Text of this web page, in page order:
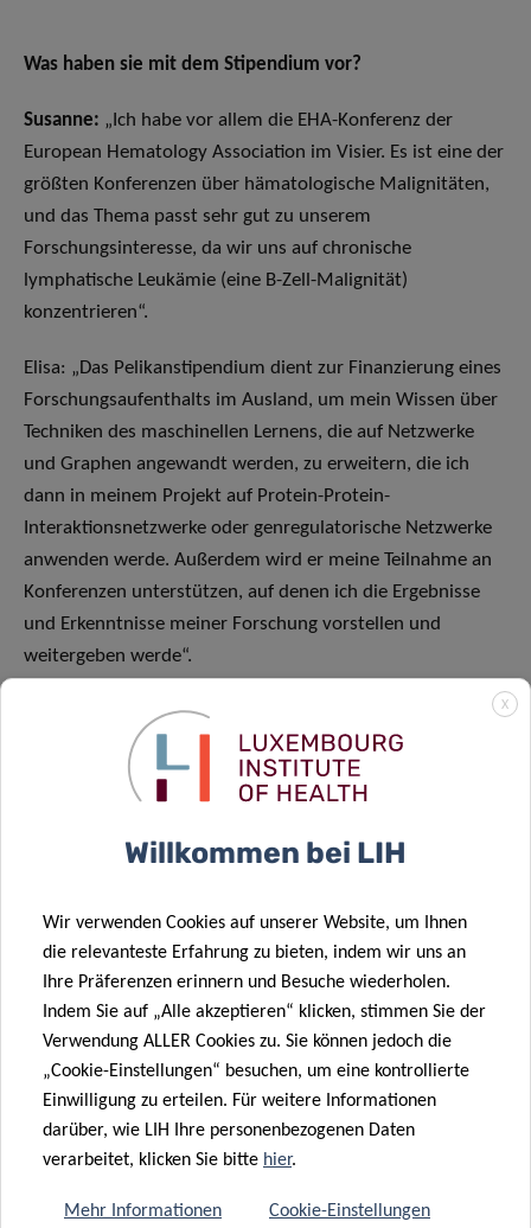
Was haben sie mit dem Stipendium vor?
Susanne: „Ich habe vor allem die EHA-Konferenz der
European Hematology Association im Visier. Es ist eine der
größten Konferenzen über hämatologische Malignitäten,
und das Thema passt sehr gut zu unserem
Forschungsinteresse, da wir uns auf chronische
lymphatische Leukämie (eine B-Zell-Malignität)
konzentrieren“.
Elisa: „Das Pelikanstipendium dient zur Finanzierung eines
Forschungsaufenthalts im Ausland, um mein Wissen über
Techniken des maschinellen Lernens, die auf Netzwerke
und Graphen angewandt werden, zu erweitern, die ich
dann in meinem Projekt auf Protein-Protein-
Interaktionsnetzwerke oder genregulatorische Netzwerke
anwenden werde. Außerdem wird er meine Teilnahme an
Konferenzen unterstützen, auf denen ich die Ergebnisse
und Erkenntnisse meiner Forschung vorstellen und
weitergeben werde“.
Kyriaki: „Mit dem Pelican-Stipendium möchte ich mein
Wissen über Altern und Entwicklung erweitern, indem ich
am EMBO-Workshop „Developmental circuits in aging“
teilnehme und an Konferenzen wie dem Keystone-
Symposium „Neurodegeneration: The Biological Pathways
mein Netzwerk zu erweitern, mein Fachwissen zu vertiefen
und wichtige Erkenntnisse in meine Forschung einfließen
zu lassen“.
Andrea: „Ich werde das Pelican-Stipendium nutzen, um an
teilzunehmen, dem Brain Tumors Meeting in Warschau
(22.-24. Juni), um meine Arbeit vorzustellen und Experten
Kooperationen aufzubauen“.
X
Willkommen bei LIH
Wir verwenden Cookies auf unserer Website, um Ihnen
die relevanteste Erfahrung zu bieten, indem wir uns an
Ihre Präferenzen erinnern und Besuche wiederholen.
Indem Sie auf „Alle akzeptieren“ klicken, stimmen Sie der
Verwendung ALLER Cookies zu. Sie können jedoch die
„Cookie-Einstellungen“ besuchen, um eine kontrollierte
Einwilligung zu erteilen. Für weitere Informationen
darüber, wie LIH Ihre personenbezogenen Daten
verarbeitet, klicken Sie bitte hier.
Mehr Informationen Cookie-Einstellungen